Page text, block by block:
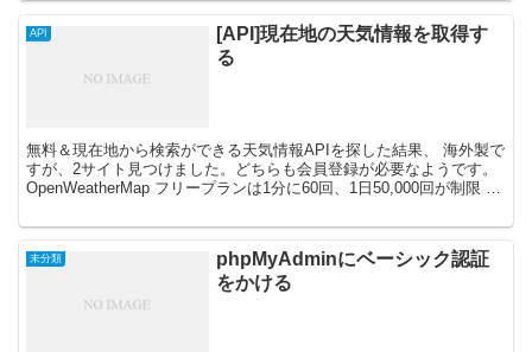
API
[API]現在地の天気情報を取得す
る
無料＆現在地から検索ができる天気情報APIを探した結果、 海外製で
すが、2サイト見つけました。どちらも会員登録が必要なようです。
OpenWeatherMap フリープランは1分に60回、1日50,000回が制限 /*
未分類
phpMyAdminにベーシック認証
をかける